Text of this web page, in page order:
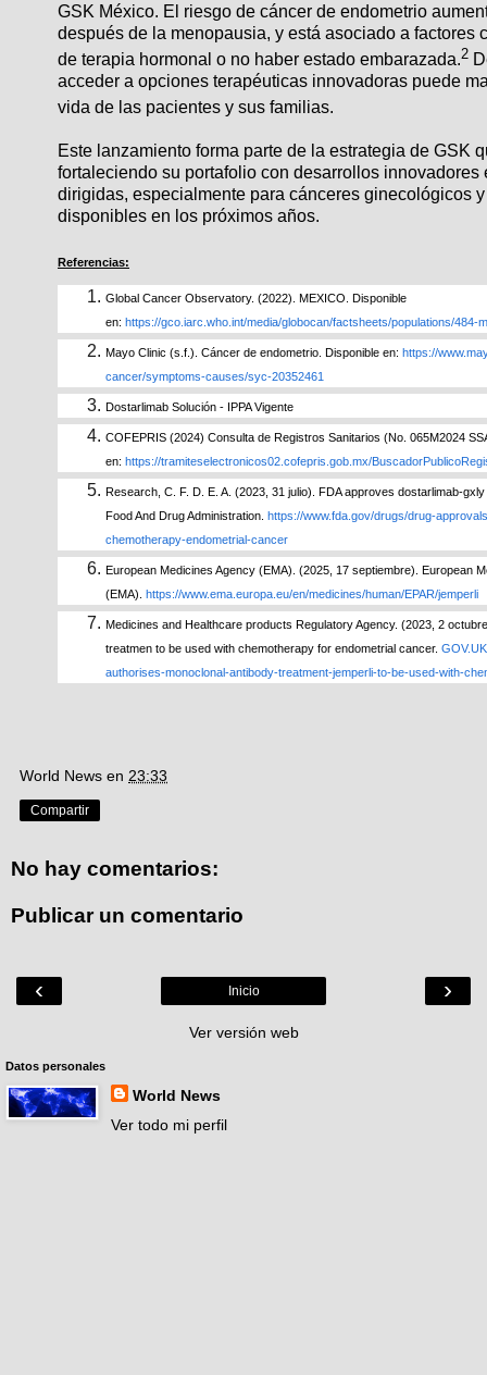
GSK México. El riesgo de cáncer de endometrio
después de la menopausia, y está asociado a factores
de terapia hormonal o no haber estado embarazada.2
acceder a opciones terapéuticas innovadoras puede
vida de las pacientes y sus familias.
Este lanzamiento forma parte de la estrategia de GSK
fortaleciendo su portafolio con desarrollos
dirigidas, especialmente para cánceres ginecológicos
disponibles en los próximos años.
Referencias:
Global Cancer Observatory. (2022). MEXICO. Disponible
en: https://gco.iarc.who.int/media/globocan/factsheets/populations/484-
Mayo Clinic (s.f.). Cáncer de endometrio. Disponible en: https://
cancer/symptoms-causes/syc-20352461
Dostarlimab Solución - IPPA Vigente
COFEPRIS (2024) Consulta de Registros Sanitarios (No. 065M2024
en: https://tramiteselectronicos02.cofepris.gob.mx/
Research, C. F. D. E. A. (2023, 31 julio). FDA approves dostarlimab-
Food And Drug Administration. https://www.fda.gov/drugs/drug-
chemotherapy-endometrial-cancer
European Medicines Agency (EMA). (2025, 17 septiembre). European
(EMA). https://www.ema.europa.eu/en/medicines/human/EPAR/jemperli
Medicines and Healthcare products Regulatory Agency. (2023, 2
treatmen to be used with chemotherapy for endometrial cancer. GOV.UK
authorises-monoclonal-antibody-treatment-jemperli-to-be-used-with-
World News en 23:33
Compartir
No hay comentarios:
Publicar un comentario
‹ ›
Inicio
Ver versión web
Datos personales
World News
Ver todo mi perfil